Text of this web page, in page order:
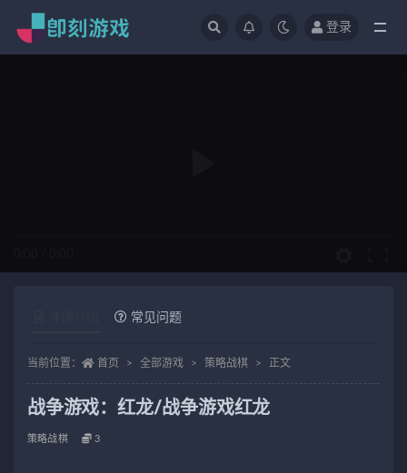
登录
常见问题
当前位置： 首页 全部游戏 策略战棋 正文
战争游戏：红龙/战争游戏红龙
策略战棋 3